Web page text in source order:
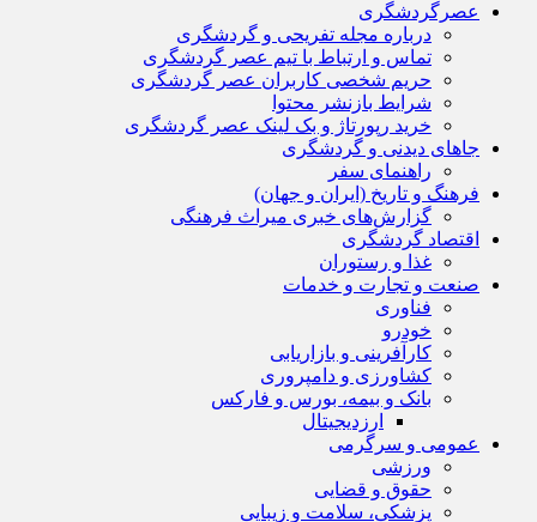
عصرگردشگری
درباره مجله تفریحی و گردشگری
تماس و ارتباط با تیم عصر گردشگری
حریم شخصی کاربران عصر گردشگری
شرایط بازنشر محتوا
خرید رپورتاژ و بک لینک عصر گردشگری
جاهای دیدنی و گردشگری
راهنمای سفر
فرهنگ و تاریخ (ایران و جهان)
گزارش‌های خبری میراث فرهنگی
اقتصاد گردشگری
غذا و رستوران
صنعت و تجارت و خدمات
فناوری
خودرو
کارآفرینی و بازاریابی
کشاورزی و دامپروری
بانک و بیمه، بورس و فارکس
ارزدیجیتال
عمومی و سرگرمی
ورزشی
حقوق و قضایی
پزشکی، سلامت و زیبایی